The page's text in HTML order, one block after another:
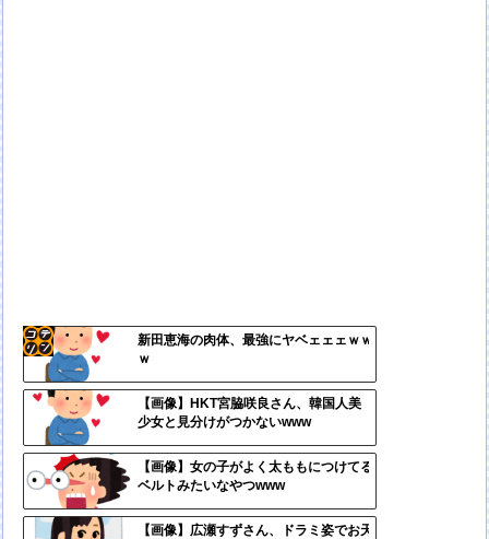
新田恵海の肉体、最強にヤベェェェｗｗ
ｗ
【画像】HKT宮脇咲良さん、韓国人美
少女と見分けがつかないwww
【画像】女の子がよく太ももにつけてる
ベルトみたいなやつwww
【画像】広瀬すずさん、ドラミ姿でお天
コテ
リン
ンク
自動